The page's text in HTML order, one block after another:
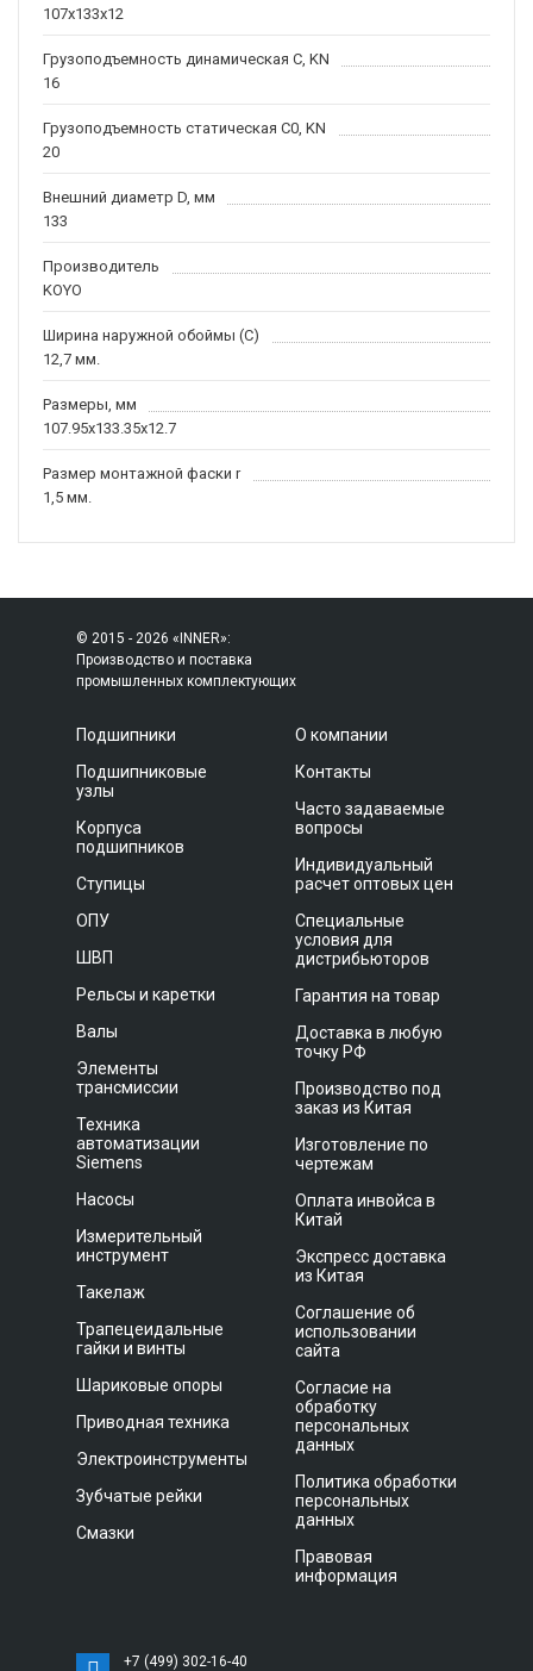
107x133x12
Грузоподъемность динамическая C, KN
16
Грузоподъемность статическая C0, KN
20
Внешний диаметр D, мм
133
Производитель
KOYO
Ширина наружной обоймы (C)
12,7 мм.
Размеры, мм
107.95x133.35x12.7
Размер монтажной фаски r
1,5 мм.
© 2015 - 2026 «INNER»:
Производство и поставка
промышленных комплектующих
Подшипники
Подшипниковые
узлы
Корпуса
подшипников
Ступицы
ОПУ
ШВП
Рельсы и каретки
Валы
Элементы
трансмиссии
Техника
автоматизации
Siemens
Насосы
Измерительный
инструмент
Такелаж
Трапецеидальные
гайки и винты
Шариковые опоры
Приводная техника
Электроинструменты
Зубчатые рейки
Смазки
О компании
Контакты
Часто задаваемые
вопросы
Индивидуальный
расчет оптовых цен
Специальные
условия для
дистрибьюторов
Гарантия на товар
Доставка в любую
точку РФ
Производство под
заказ из Китая
Изготовление по
чертежам
Оплата инвойса в
Китай
Экспресс доставка
из Китая
Соглашение об
использовании
сайта
Согласие на
обработку
персональных
данных
Политика обработки
персональных
данных
Правовая
информация
+7 (499) 302-16-40